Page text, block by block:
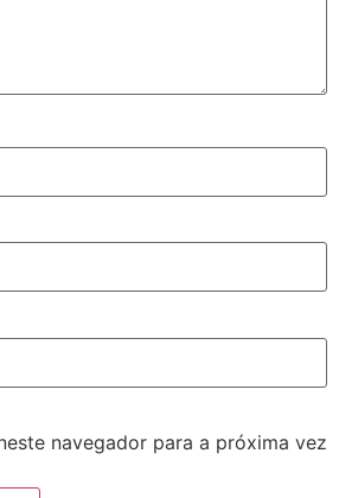
navegador para a próxima vez